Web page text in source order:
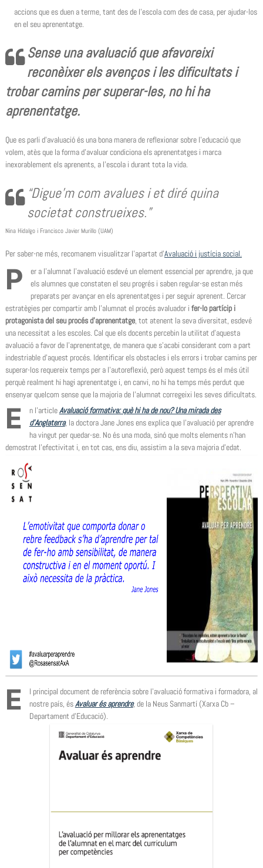
accions que es duen a terme, tant des de l’escola com des de casa, per ajudar-los
en el seu aprenentatge.
Sense una avaluació que afavoreixi
reconèixer els avenços i les dificultats i
trobar camins per superar-les, no hi ha
aprenentatge.
Que es parli d’avaluació és una bona manera de reflexionar sobre l’educació que
volem, atès que la forma d’avaluar condiciona els aprenentatges i marca
inexorablement els aprenents, a l’escola i durant tota la vida.
“Digue’m com avalues i et diré quina
societat construeixes.”
Nina Hidalgo i Francisco Javier Murillo (UAM)
Per saber-ne més, recomanem visualitzar l’apartat d’Avaluació i justícia social.
P
er a l’alumnat l’avaluació esdevé un element essencial per aprendre, ja que
els alumnes que constaten el seu progrés i saben regular-se estan més
preparats per avançar en els aprenentatges i per seguir aprenent. Cercar
estratègies per compartir amb l’alumnat el procés avaluador i fer-lo partícip i
protagonista del seu procés d’aprenentatge, tot atenent la seva diversitat, esdevé
una necessitat a les escoles. Cal que els docents percebin la utilitat d’aquesta
avaluació a favor de l’aprenentatge, de manera que s’acabi considerant com a part
indestriable d’aquest procés. Identificar els obstacles i els errors i trobar camins per
superar-los requereix temps per a l’autoreflexió, però aquest temps és el més útil
perquè realment hi hagi aprenentatge i, en canvi, no hi ha temps més perdut que
ensenyar quelcom sense que la majoria de l’alumnat corregeixi les seves dificultats.
E n l’articleAvaluació formativa: què hi ha de nou? Una mirada des
d’Anglaterra, la doctora Jane Jones ens explica que l’avaluació per aprendre
ha vingut per quedar-se. No és una moda, sinó que molts elements n’han
demostrat l’efectivitat i, en tot cas, ens diu, assistim a la seva majoria d’edat.
E
l principal document de referència sobre l’avaluació formativa i formadora, al
nostre país, ésAvaluar és aprendre, de la Neus Sanmartí (Xarxa Cb –
Departament d’Educació).